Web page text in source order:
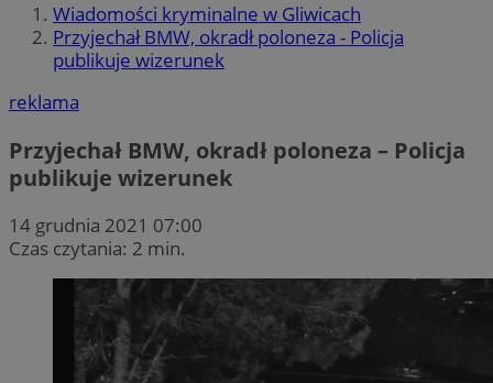
Wiadomości kryminalne w Gliwicach
Przyjechał BMW, okradł poloneza - Policja
publikuje wizerunek
reklama
Przyjechał BMW, okradł poloneza – Policja
publikuje wizerunek
14 grudnia 2021 07:00
Czas czytania: 2 min.